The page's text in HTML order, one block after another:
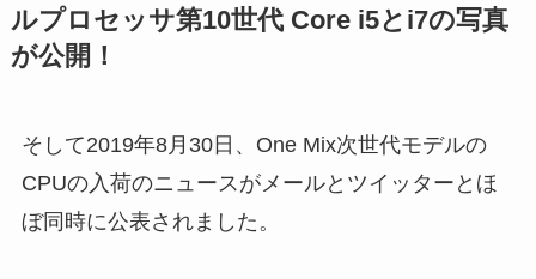
ルプロセッサ第10世代 Core i5とi7の写真
が公開！
そして2019年8月30日、One Mix次世代モデルの
CPUの入荷のニュースがメールとツイッターとほ
ぼ同時に公表されました。